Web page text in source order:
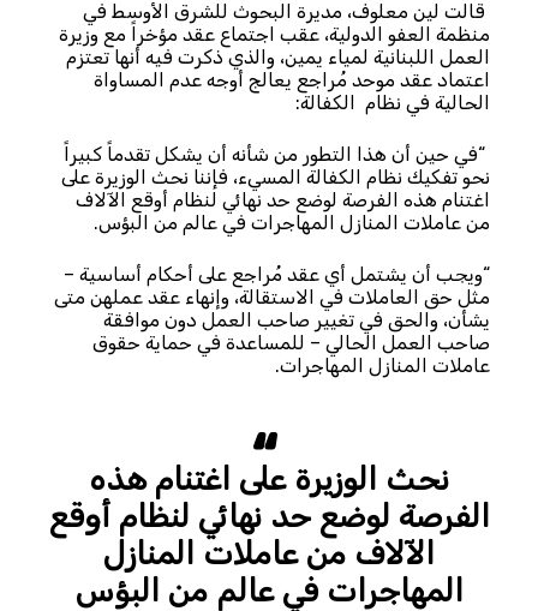
قالت لين معلوف، مديرة البحوث للشرق الأوسط في
منظمة العفو الدولية، عقب اجتماع عقد مؤخراً مع وزيرة
العمل اللبنانية لمياء يمين، والذي ذكرت فيه أنها تعتزم
اعتماد عقد موحد مُراجع يعالج أوجه عدم المساواة
الحالية في نظام الكفالة:
“في حين أن هذا التطور من شأنه أن يشكل تقدماً كبيراً
نحو تفكيك نظام الكفالة المسيء، فإننا نحث الوزيرة على
اغتنام هذه الفرصة لوضع حد نهائي لنظام أوقع الآلاف
من عاملات المنازل المهاجرات في عالم من البؤس.
“ويجب أن يشتمل أي عقد مُراجع على أحكام أساسية –
مثل حق العاملات في الاستقالة، وإنهاء عقد عملهن متى
يشأن، والحق في تغيير صاحب العمل دون موافقة
صاحب العمل الحالي – للمساعدة في حماية حقوق
عاملات المنازل المهاجرات.
نحث الوزيرة على اغتنام هذه
الفرصة لوضع حد نهائي لنظام أوقع
الآلاف من عاملات المنازل
المهاجرات في عالم من البؤس